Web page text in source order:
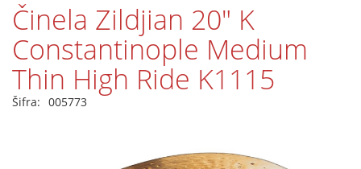
Činela Zildjian 20" K
Constantinople Medium
Thin High Ride K1115
Šifra: 005773